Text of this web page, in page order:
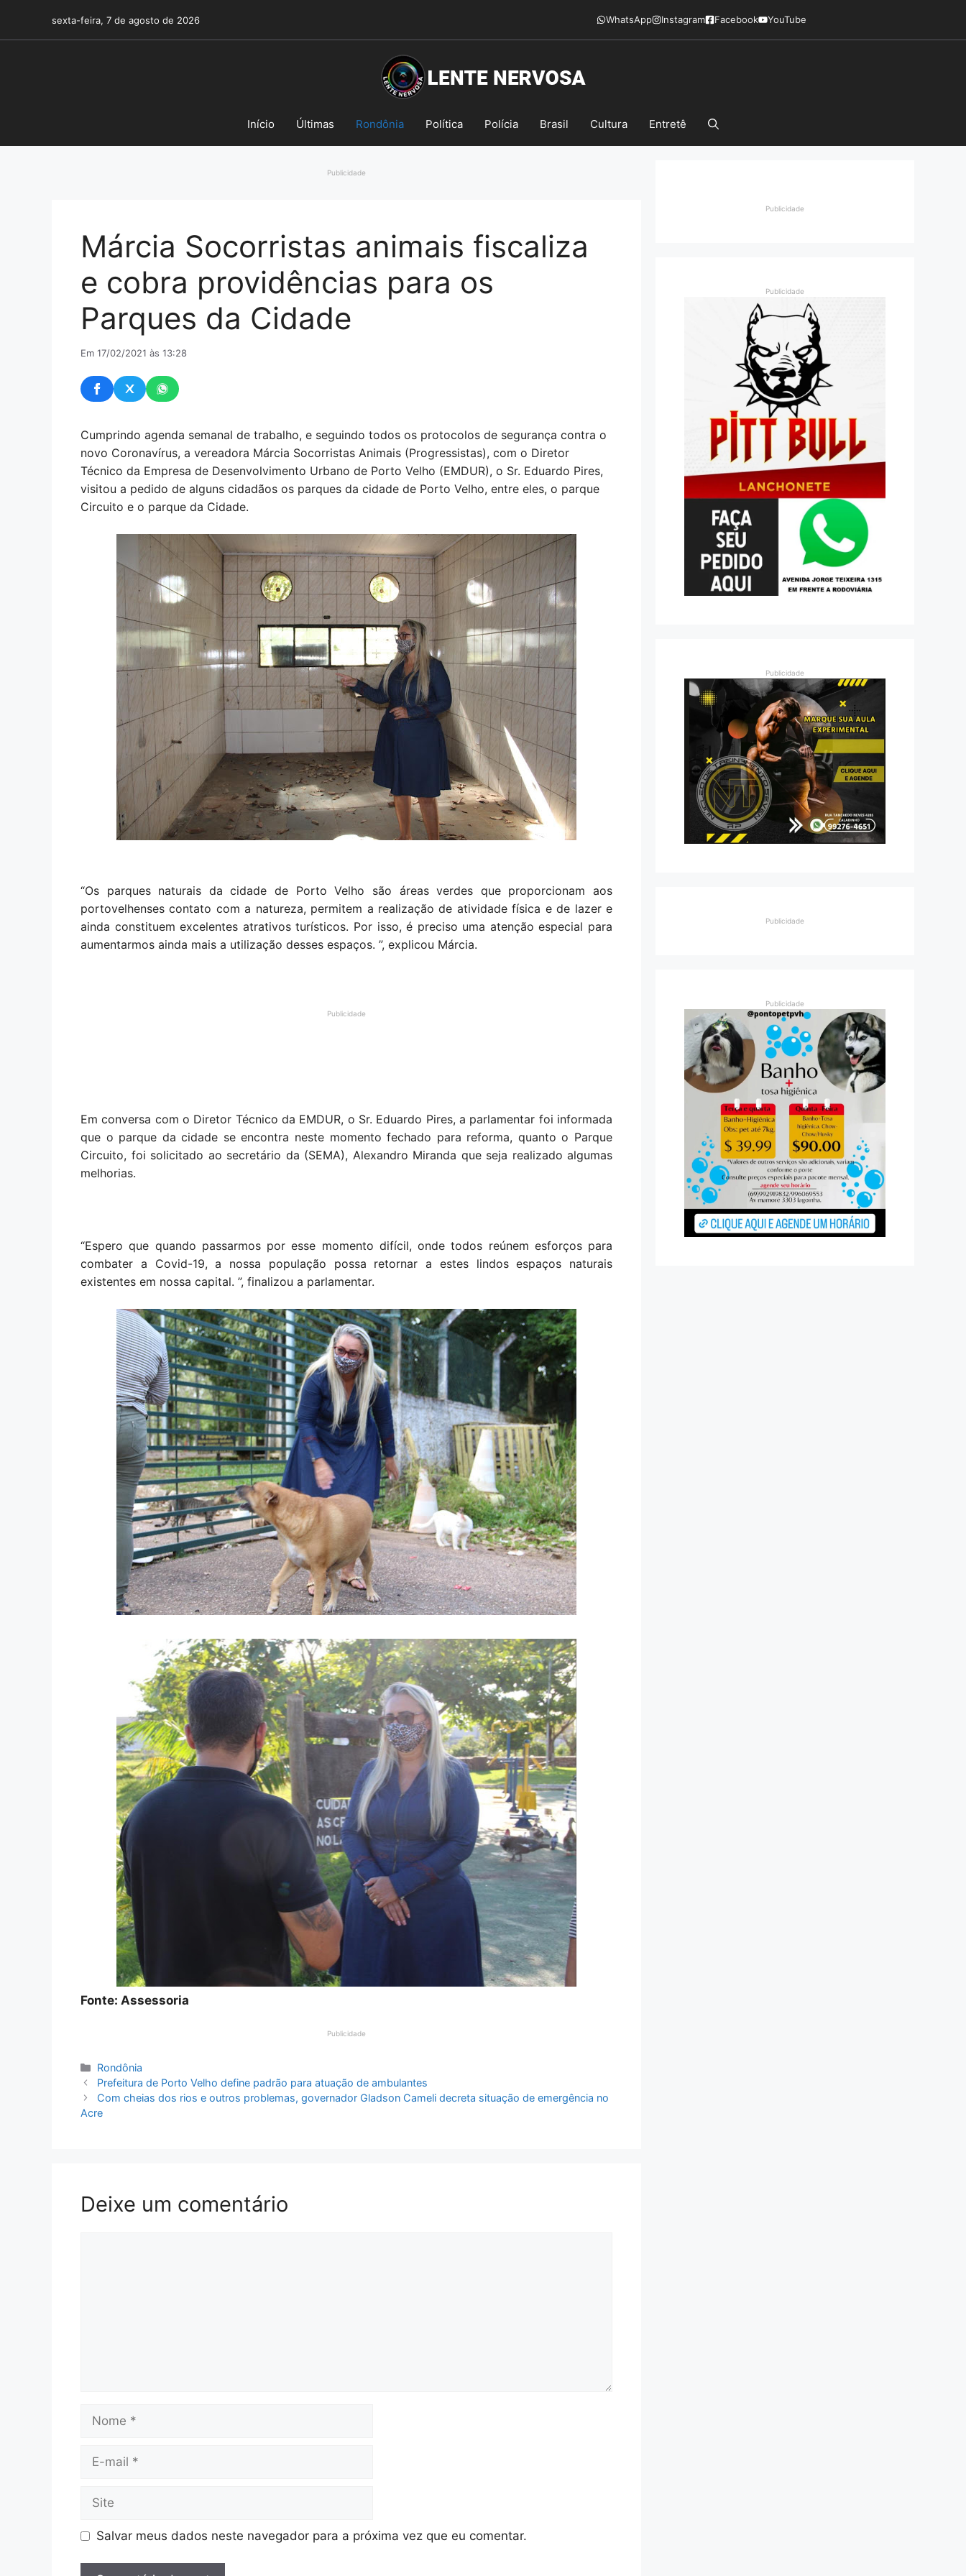
o
sexta-feira, 7 de agosto de 2026 WhatsApp Instagram Facebook YouTube
Início Últimas Rondônia Política Polícia Brasil Cultura Entretê
Publicidade
Márcia Socorristas animais fiscaliza
e cobra providências para os
Parques da Cidade
Em 17/02/2021 às 13:28
Cumprindo agenda semanal de trabalho, e seguindo todos os protocolos de segurança contra o
novo Coronavírus, a vereadora Márcia Socorristas Animais (Progressistas), com o Diretor
Técnico da Empresa de Desenvolvimento Urbano de Porto Velho (EMDUR), o Sr. Eduardo Pires,
visitou a pedido de alguns cidadãos os parques da cidade de Porto Velho, entre eles, o parque
Circuito e o parque da Cidade.
“Os parques naturais da cidade de Porto Velho são áreas verdes que proporcionam aos
portovelhenses contato com a natureza, permitem a realização de atividade física e de lazer e
ainda constituem excelentes atrativos turísticos. Por isso, é preciso uma atenção especial para
aumentarmos ainda mais a utilização desses espaços. ”, explicou Márcia.
Publicidade
Em conversa com o Diretor Técnico da EMDUR, o Sr. Eduardo Pires, a parlamentar foi informada
que o parque da cidade se encontra neste momento fechado para reforma, quanto o Parque
Circuito, foi solicitado ao secretário da (SEMA), Alexandro Miranda que seja realizado algumas
melhorias.
“Espero que quando passarmos por esse momento difícil, onde todos reúnem esforços para
combater a Covid-19, a nossa população possa retornar a estes lindos espaços naturais
existentes em nossa capital. ”, finalizou a parlamentar.
Fonte: Assessoria
Publicidade
Categorias
Rondônia
Prefeitura de Porto Velho define padrão para atuação de ambulantes
Com cheias dos rios e outros problemas, governador Gladson Cameli decreta situação de emergência no
Acre
Deixe um comentário
mail
Salvar meus dados neste navegador para a próxima vez que eu comentar.
Publicidade
Publicidade
Publicidade
Publicidade
Publicidade